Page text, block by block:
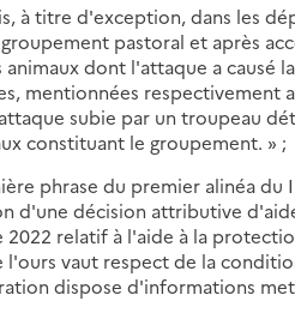
à titre d'exception, dans les
pastoral et après
animaux dont l'attaque a causé
mentionnées respectivement
subie par un troupeau
constituant le groupement. » ;
phrase du premier alinéa du
d'une décision attributive
2022 relatif à l'aide à la
l'ours vaut respect de la
dispose d'informations